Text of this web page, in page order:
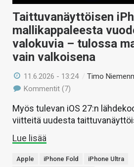
Taittuvanäyttöisen
mallikappaleesta
valokuvia – tulossa
vain valkoisena
11.6.2026 - 13:24 /Timo
Kommentit (7)
Myös tulevan iOS 27:n
viitteitä uudesta
Lue lisää
Apple iPhone Fold
iPhone Ultra